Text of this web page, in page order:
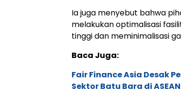
Ia juga menyebut bahwa
melakukan optimalisasi
tinggi dan meminimalisasi
Baca Juga:
Fair Finance Asia Desak
Sektor Batu Bara di ASEAN